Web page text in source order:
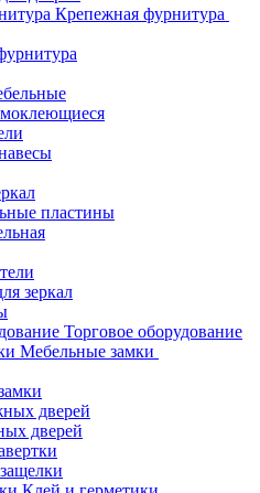
Крепежная фурнитура
пластины
зеркал
Торговое оборудование
Мебельные замки
дверей
дверей